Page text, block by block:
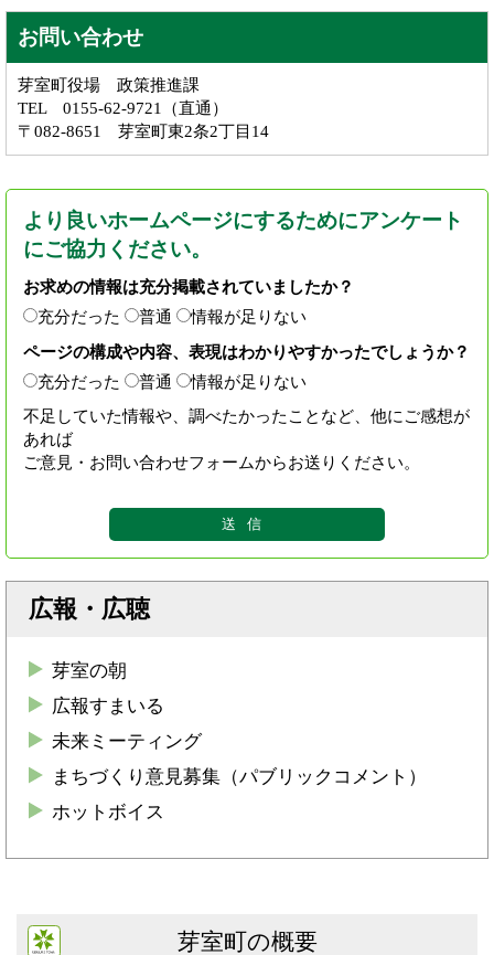
お問い合わせ
芽室町役場 政策推進課
TEL 0155-62-9721（直通）
〒082-8651 芽室町東2条2丁目14
より良いホームページにするためにアンケート
にご協力ください。
お求めの情報は充分掲載されていましたか？
充分だった
普通
情報が足りない
ページの構成や内容、表現はわかりやすかったでしょうか？
充分だった
普通
情報が足りない
不足していた情報や、調べたかったことなど、他にご感想が
あれば
ご意見・お問い合わせフォームからお送りください。
広報・広聴
芽室の朝
広報すまいる
未来ミーティング
まちづくり意見募集（パブリックコメント）
ホットボイス
芽室町の概要